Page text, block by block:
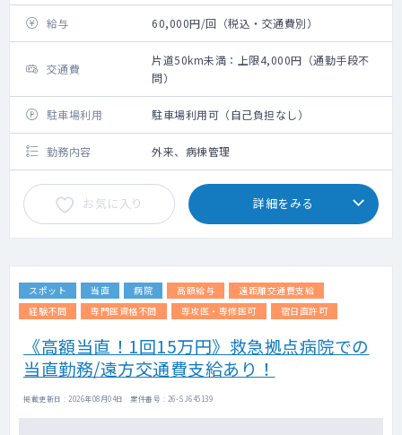
給与 60,000円/回（税込・交通費別）
交通費
片道50km未満：上限4,000円（通勤手段不
問）
駐車場利用 駐車場利用可（自己負担なし）
勤務内容 外来、病棟管理
お気に入り 詳細をみる
スポット 当直 病院 高額給与
遠距離交通費支給
経験不問
専門医資格不問 専攻医・専修医可 宿日直許可
《高額当直！1回15万円》救急拠点病院での
当直勤務/遠方交通費支給あり！
掲載更新日 : 2026年08月04日 案件番号 : 26-SJ645139